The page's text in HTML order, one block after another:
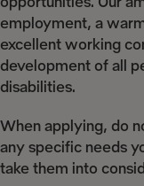
employment, a
excellent working
development of all
disabilities.
When applying, do
any specific needs
take them into